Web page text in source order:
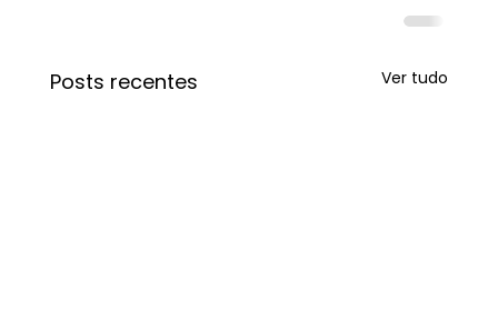
Posts recentes Ver tudo